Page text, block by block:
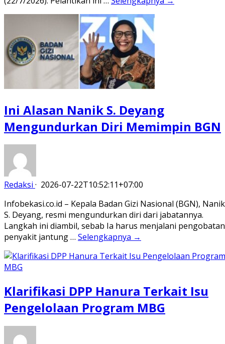
Ini Alasan Nanik S. Deyang
Mengundurkan Diri Memimpin BGN
Redaksi · 2026-07-22T10:52:11+07:00
Infobekasi.co.id – Kepala Badan Gizi Nasional (BGN), Nanik
S. Deyang, resmi mengundurkan diri dari jabatannya.
Langkah ini diambil, sebab Ia harus menjalani pengobatan
penyakit jantung … Selengkapnya →
Klarifikasi DPP Hanura Terkait Isu
Pengelolaan Program MBG